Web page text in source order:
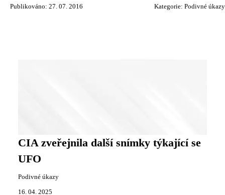
Publikováno: 27. 07. 2016 Kategorie: Podivné úkazy
CIA zveřejnila další snímky týkající se
UFO
Podivné úkazy
16. 04. 2025